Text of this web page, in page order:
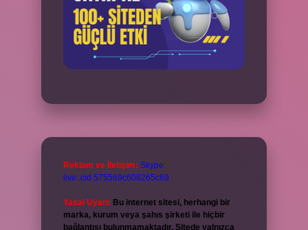
Reklam ve İletişim: Skype:
live:.cid.575569c608265c69
Yasal Uyarı: Bu internet sitesi, herhangi bir
marka, kurum veya şahıs şirketi ile hiçbir
bağlantısı bulunmamaktadır. Sitede yalnızca